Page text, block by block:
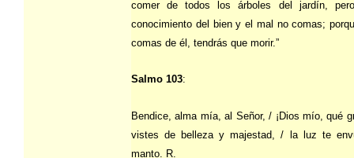
comer de todos los árboles del jardín,
conocimiento del bien y el mal no comas;
comas de él, tendrás que morir.”
Salmo 103:
Bendice, alma mía, al Señor, / ¡Dios mío, qué
vistes de belleza y majestad, / la luz te
manto. R.